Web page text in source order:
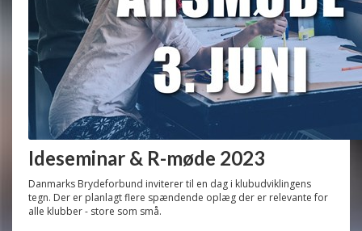
Ideseminar & R-møde 2023
Danmarks Brydeforbund inviterer til en dag i klubudviklingens
tegn. Der er planlagt flere spændende oplæg der er relevante for
alle klubber - store som små.